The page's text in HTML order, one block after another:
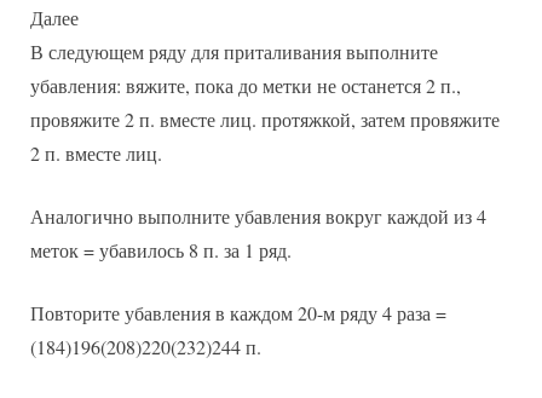
Далее
В следующем ряду для приталивания выполните
убавления: вяжите, пока до метки не останется 2 п.,
провяжите 2 п. вместе лиц. протяжкой, затем провяжите
2 п. вместе лиц.
Аналогично выполните убавления вокруг каждой из 4
меток = убавилось 8 п. за 1 ряд.
Повторите убавления в каждом 20-м ряду 4 раза =
(184)196(208)220(232)244 п.